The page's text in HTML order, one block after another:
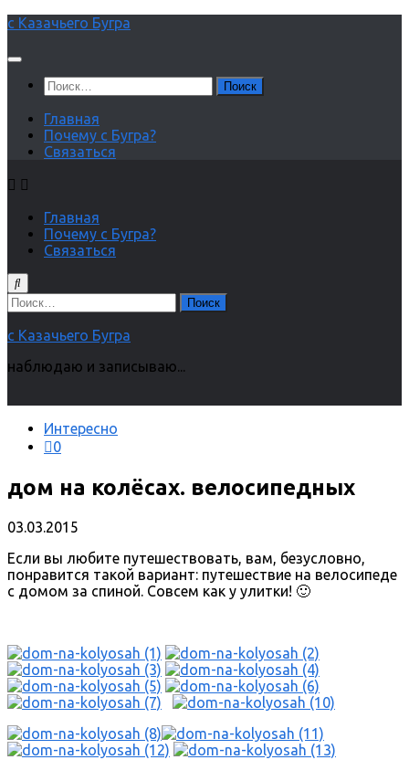
Перейти
содержимому
с Казачьего Бугра
Найти:
Главная
Почему с Бугра?
Связаться
Главная
Почему с Бугра?
Связаться
Найти:
с Казачьего Бугра
наблюдаю и записываю...
Интересно
0
дом на колёсах. велосипедных
03.03.2015
Если вы любите путешествовать, вам, безусловно,
понравится такой вариант: путешествие на велосипеде
с домом за спиной. Совсем как у улитки! 🙂